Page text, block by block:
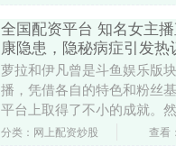
全国配资平台 知名女主
康隐患，隐秘病症引发热
萝拉和伊凡曾是斗鱼娱乐版
播，凭借各自的特色和粉丝
平台上取得了不小的成就。
到某音后，发展却并不如预期
分类：网上配资炒股 查看